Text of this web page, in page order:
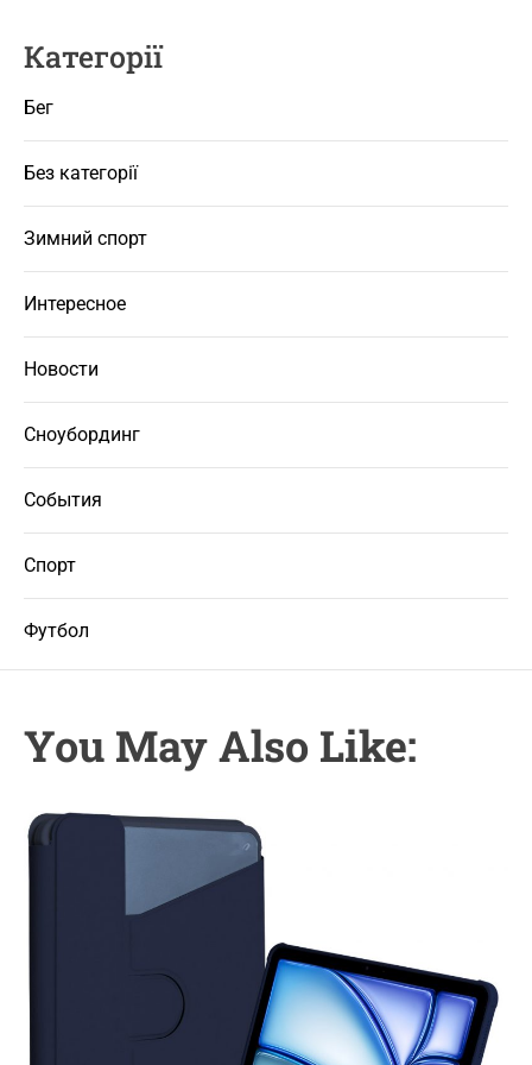
Категорії
Бег
Без категорії
Зимний спорт
Интересное
Новости
Сноубординг
События
Спорт
Футбол
You May Also Like: